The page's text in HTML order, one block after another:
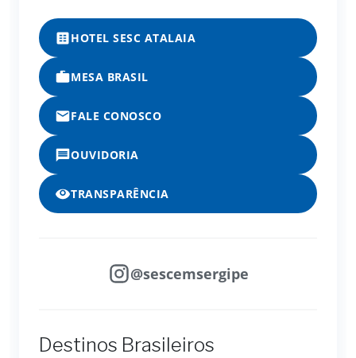
HOTEL SESC ATALAIA
MESA BRASIL
FALE CONOSCO
OUVIDORIA
TRANSPARÊNCIA
@sescemsergipe
Destinos Brasileiros